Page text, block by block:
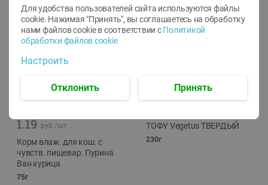
1.19 руб./шт
Корм влаж. для кош. с
чувств. пищевар. Пурина
Ван курица
75г
ТОФУ Vegetus ТВЕРДЫЙ
230г
Для удобства пользователей сайта используются файлы
cookie. Нажимая "Принять", вы соглашаетесь на обработку
нами файлов cookie в соответствии с Политикой
обработки файлов cookie
Настроить
Отклонить Принять